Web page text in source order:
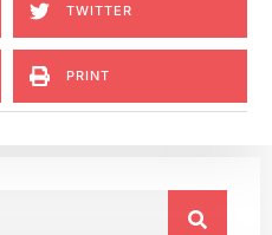
TWITTER
PRINT